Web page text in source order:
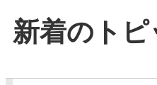
新着のトピ